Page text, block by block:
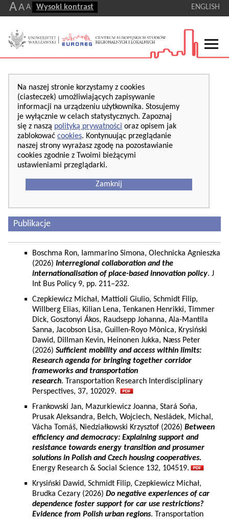
AA A Wysoki kontrast ENGLISH
Na naszej stronie korzystamy z cookies
(ciasteczek) umożliwiających zapisywanie
informacji na urządzeniu użytkownika. Stosujemy
je wyłącznie w celach statystycznych. Zapoznaj
się z naszą polityką prywatności oraz opisem jak
zablokować cookies. Kontynuując przeglądanie
naszej strony wyrażasz zgodę na pozostawianie
cookies zgodnie z Twoimi bieżącymi
ustawieniami przeglądarki.
Zamknij
Publikacje
Boschma Ron, Iammarino Simona, Olechnicka Agnieszka
(2026) Interregional collaboration and the
internationalisation of place-based innovation policy. J
Int Bus Policy 9, pp. 211–232.
Czepkiewicz Michał, Mattioli Giulio, Schmidt Filip,
Willberg Elias, Kilian Lena, Tenkanen Henrikki, Timmer
Dick, Gosztonyi Ákos, Raudsepp Johanna, Ala-Mantila
Sanna, Jacobson Lisa, Guillen-Royo Mònica, Krysiński
Dawid, Dillman Kevin, Heinonen Jukka, Næss Peter
(2026) Sufficient mobility and access within limits:
Research agenda for bringing together corridor
frameworks and transportation
research. Transportation Research Interdisciplinary
Perspectives, 37, 102029.
Frankowski Jan, Mazurkiewicz Joanna, Stará Soňa,
Prusak Aleksandra, Bełch, Wojciech, Nesládek, Michal,
Vácha Tomáš, Niedziałkowski Krzysztof (2026) Between
efficiency and democracy: Explaining support and
resistance towards energy transition and prosumer
solutions in Polish and Czech housing cooperatives.
Energy Research & Social Science 132, 104519.
Krysiński Dawid, Schmidt Filip, Czepkiewicz Michał,
Brudka Cezary (2026) Do negative experiences of car
dependence foster support for car use restrictions?
Evidence from Polish urban regions. Transportation